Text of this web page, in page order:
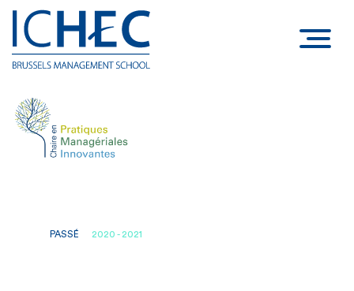
PASSÉ 2020 - 2021